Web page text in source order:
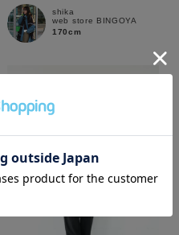
shika
web store BINGOYA
170cm